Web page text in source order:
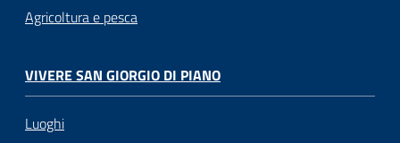
Agricoltura e pesca
VIVERE SAN GIORGIO DI PIANO
Luoghi